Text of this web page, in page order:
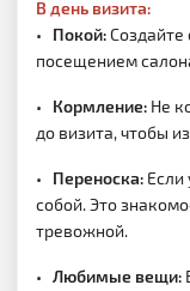
В день визита:
• Покой:
посещением
• Кормление: Не
до визита, чтобы
• Переноска: Если
собой. Это
тревожной.
• Любимые вещи: